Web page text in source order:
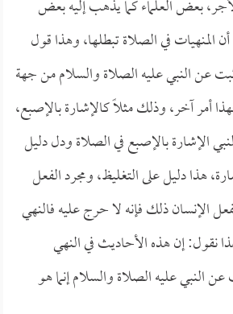
بعض العلماء كما يذهب إليه بعض
المنهيات في الصلاة تبطلها، وهذا قول
عن النبي عليه الصلاة والسلام من جهة
أمر آخر، وذلك مثلاً كالإشارة بالإصبع،
الإشارة بالإصبع في الصلاة ودل دليل
هذا دليل على التغليظ، ومجرد الفعل
الإنسان ذلك فإنه لا حرج عليه فالنهي
نقول: إن هذه الأحاديث في النهي
النبي عليه الصلاة والسلام إنما هو